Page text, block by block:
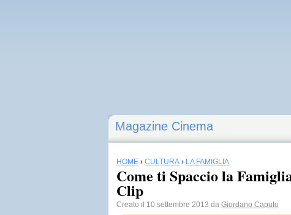
Magazine Cinema
HOME › CULTURA › LA FAMIGLIA
Come ti Spaccio la
Clip
Creato il 10 settembre 2013 da Giordano Caputo